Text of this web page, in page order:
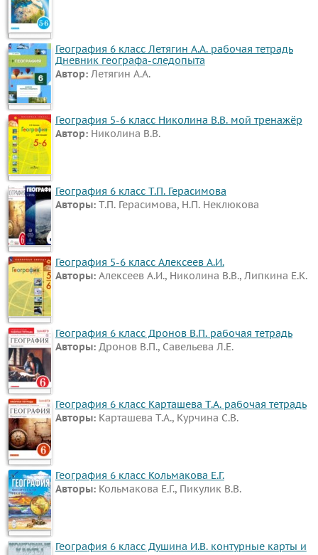
культуры
ВИДЕОРЕШЕНИЯ
География 6 класс Летягин А.А. рабочая тетрадь
Дневник географа-следопыта
Автор: Летягин А.А.
География 5-6 класс Николина В.В. мой тренажёр
Автор: Николина В.В.
География 6 класс Т.П. Герасимова
Авторы: Т.П. Герасимова, Н.П. Неклюкова
География 5-6 класс Алексеев А.И.
Авторы: Алексеев А.И., Николина В.В., Липкина Е.К.
География 6 класс Дронов В.П. рабочая тетрадь
Авторы: Дронов В.П., Савельева Л.Е.
География 6 класс Карташева Т.А. рабочая тетрадь
Авторы: Карташева Т.А., Курчина С.В.
География 6 класс Кольмакова Е.Г.
Авторы: Кольмакова Е.Г., Пикулик В.В.
География 6 класс Душина И.В. контурные карты и